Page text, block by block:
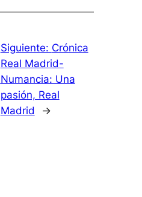
Siguiente: Crónica
Real Madrid-
Numancia: Una
pasión, Real
Madrid
→